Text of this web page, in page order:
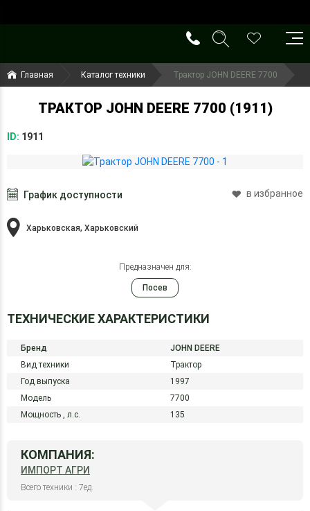
(099) 644-79-22
(050) 416-93-27
Главная Каталог техники Трактор JOHN DEERE 7700
ТРАКТОР JOHN DEERE 7700 (1911)
ID: 1911
График доступности в избранное
Харьковская, Харьковский
Предназначен для:
Посев
ТЕХНИЧЕСКИЕ ХАРАКТЕРИСТИКИ
Бренд
JOHN DEERE
Вид техники
Трактор
Год выпуска
1997
Модель
7700
Мощность , л.с. 135
КОМПАНИЯ:
ИМПОРТ АГРИ
Всего техники : 7ед.